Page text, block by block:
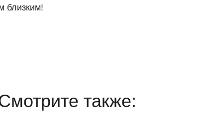
близким!
также: